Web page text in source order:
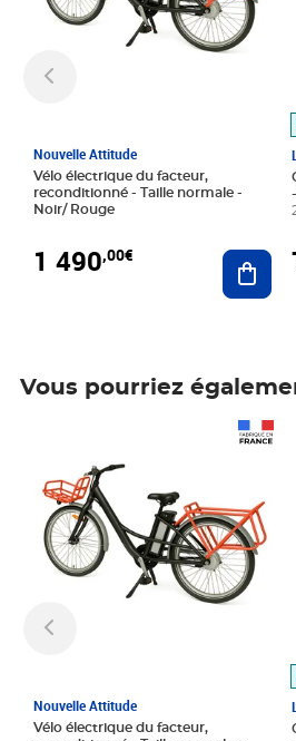
Nouvelle Attitude
Vélo électrique du facteur,
reconditionné - Taille normale -
Noir/ Rouge
1 490,00€
Vous pourriez
Nouvelle Attitude
Vélo électrique du facteur,